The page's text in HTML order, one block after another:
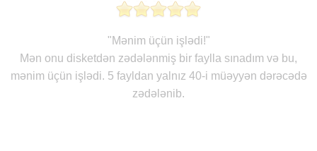
"Mənim üçün işlədi!"
Mən onu disketdən zədələnmiş bir faylla sınadım və bu,
mənim üçün işlədi. 5 fayldan yalnız 40-i müəyyən dərəcədə
zədələnib.